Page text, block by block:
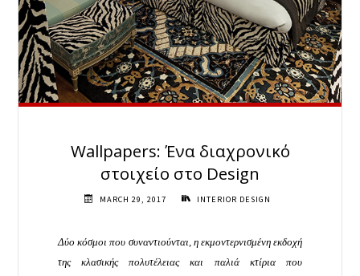
Wallpapers: Ένα διαχρονικό
στοιχείο στο Design
MARCH 29, 2017 INTERIOR DESIGN
Δύο κόσμοι που συναντιούνται, η εκμοντερνισμένη εκδοχή
της κλασικής πολυτέλειας και παλιά κτίρια που